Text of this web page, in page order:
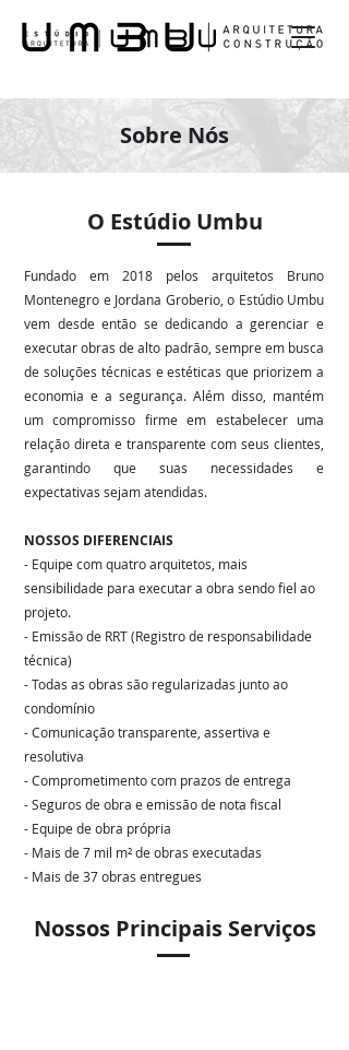
Sobre Nós
O Estúdio Umbu
Fundado em 2018 pelos arquitetos Bruno
Montenegro e Jordana Groberio, o Estúdio Umbu
vem desde então se dedicando a gerenciar e
executar obras de alto padrão, sempre em busca
de soluções técnicas e estéticas que priorizem a
economia e a segurança. Além disso, mantém
um compromisso firme em estabelecer uma
relação direta e transparente com seus clientes,
garantindo que suas necessidades e
expectativas sejam atendidas.
NOSSOS DIFERENCIAIS
- Equipe com quatro arquitetos, mais
sensibilidade para executar a obra sendo fiel ao
projeto.
- Emissão de RRT (Registro de responsabilidade
técnica)
- Todas as obras são regularizadas junto ao
condomínio
- Comunicação transparente, assertiva e
resolutiva
- Comprometimento com prazos de entrega
- Seguros de obra e emissão de nota fiscal
- Equipe de obra própria
- Mais de 7 mil m² de obras executadas
- Mais de 37 obras entregues
Nossos Principais Serviços